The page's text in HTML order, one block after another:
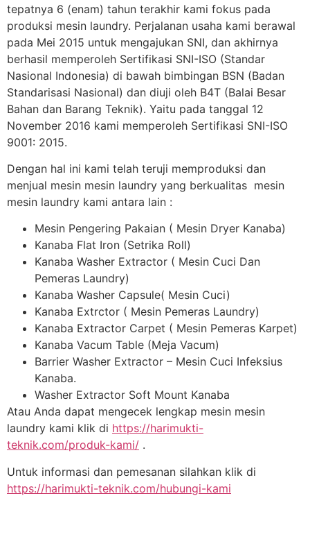
tepatnya 6 (enam) tahun terakhir kami fokus pada
produksi mesin laundry. Perjalanan usaha kami berawal
pada Mei 2015 untuk mengajukan SNI, dan akhirnya
berhasil memperoleh Sertifikasi SNI-ISO (Standar
Nasional Indonesia) di bawah bimbingan BSN (Badan
Standarisasi Nasional) dan diuji oleh B4T (Balai Besar
Bahan dan Barang Teknik). Yaitu pada tanggal 12
November 2016 kami memperoleh Sertifikasi SNI-ISO
9001: 2015.
Dengan hal ini kami telah teruji memproduksi dan
menjual mesin mesin laundry yang berkualitas mesin
mesin laundry kami antara lain :
Mesin Pengering Pakaian ( Mesin Dryer Kanaba)
Kanaba Flat Iron (Setrika Roll)
Kanaba Washer Extractor ( Mesin Cuci Dan
Pemeras Laundry)
Kanaba Washer Capsule( Mesin Cuci)
Kanaba Extrctor ( Mesin Pemeras Laundry)
Kanaba Extractor Carpet ( Mesin Pemeras Karpet)
Kanaba Vacum Table (Meja Vacum)
Barrier Washer Extractor – Mesin Cuci Infeksius
Kanaba.
Washer Extractor Soft Mount Kanaba
Atau Anda dapat mengecek lengkap mesin mesin
laundry kami klik di https://harimukti-
teknik.com/produk-kami/ .
Untuk informasi dan pemesanan silahkan klik di
https://harimukti-teknik.com/hubungi-kami